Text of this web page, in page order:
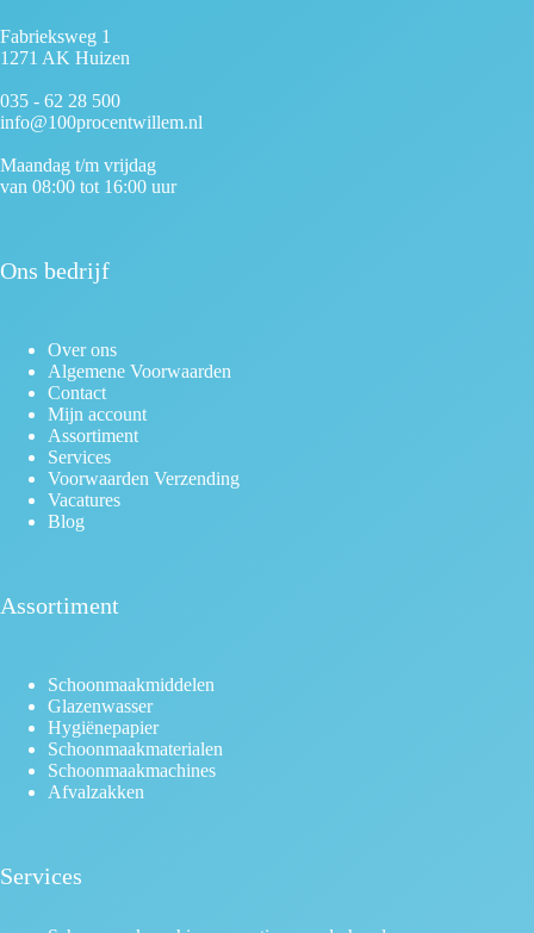
Fabrieksweg 1
1271 AK Huizen
035 - 62 28 500
info@100procentwillem.nl
Maandag t/m vrijdag
van 08:00 tot 16:00 uur
Ons bedrijf
Over ons
Algemene Voorwaarden
Contact
Mijn account
Assortiment
Services
Voorwaarden Verzending
Vacatures
Blog
Assortiment
Schoonmaakmiddelen
Glazenwasser
Hygiënepapier
Schoonmaakmaterialen
Schoonmaakmachines
Afvalzakken
Services